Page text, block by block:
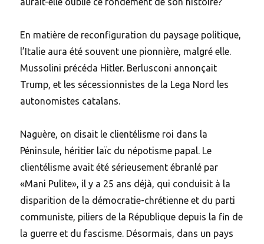
En matière de reconfiguration du paysage politique,
l’Italie aura été souvent une pionnière, malgré elle.
Mussolini précéda Hitler. Berlusconi annonçait
Trump, et les sécessionnistes de la Lega Nord les
autonomistes catalans.
Naguère, on disait le clientélisme roi dans la
Péninsule, héritier laïc du népotisme papal. Le
clientélisme avait été sérieusement ébranlé par
«Mani Pulite», il y a 25 ans déjà, qui conduisit à la
disparition de la démocratie-chrétienne et du parti
communiste, piliers de la République depuis la fin de
la guerre et du fascisme. Désormais, dans un pays